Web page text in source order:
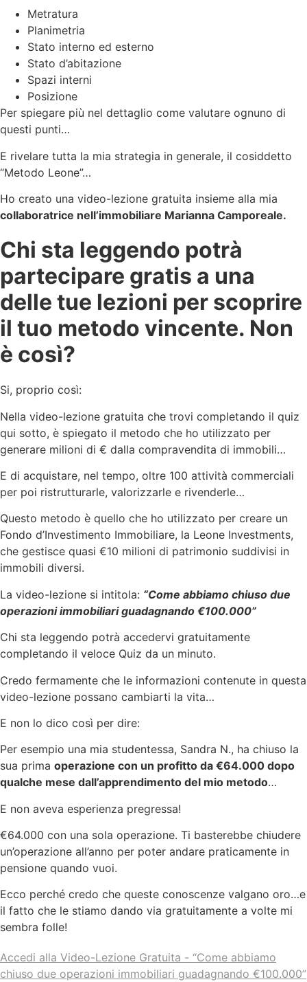
Metratura
Planimetria
Stato interno ed esterno
Stato d’abitazione
Spazi interni
Posizione
Per spiegare più nel dettaglio come valutare ognuno di
questi punti…
E rivelare tutta la mia strategia in generale, il cosiddetto
“Metodo Leone”…
Ho creato una video-lezione gratuita insieme alla mia
collaboratrice nell’immobiliare Marianna Camporeale.
Chi sta leggendo potrà
partecipare gratis a una
delle tue lezioni per scoprire
il tuo metodo vincente. Non
è così?
Si, proprio così:
Nella video-lezione gratuita che trovi completando il quiz
qui sotto, è spiegato il metodo che ho utilizzato per
generare milioni di € dalla compravendita di immobili…
E di acquistare, nel tempo, oltre 100 attività commerciali
per poi ristrutturarle, valorizzarle e rivenderle…
Questo metodo è quello che ho utilizzato per creare un
Fondo d’Investimento Immobiliare, la Leone Investments,
che gestisce quasi €10 milioni di patrimonio suddivisi in
immobili diversi.
La video-lezione si intitola: “Come abbiamo chiuso due
operazioni immobiliari guadagnando €100.000”
Chi sta leggendo potrà accedervi gratuitamente
completando il veloce Quiz da un minuto.
Credo fermamente che le informazioni contenute in questa
video-lezione possano cambiarti la vita…
E non lo dico così per dire:
Per esempio una mia studentessa, Sandra N., ha chiuso la
sua prima operazione con un profitto da €64.000 dopo
qualche mese dall’apprendimento del mio metodo…
E non aveva esperienza pregressa!
€64.000 con una sola operazione. Ti basterebbe chiudere
un’operazione all’anno per poter andare praticamente in
pensione quando vuoi.
Ecco perché credo che queste conoscenze valgano oro…e
il fatto che le stiamo dando via gratuitamente a volte mi
sembra folle!
Accedi alla Video-Lezione Gratuita - “Come abbiamo
chiuso due operazioni immobiliari guadagnando €100.000”